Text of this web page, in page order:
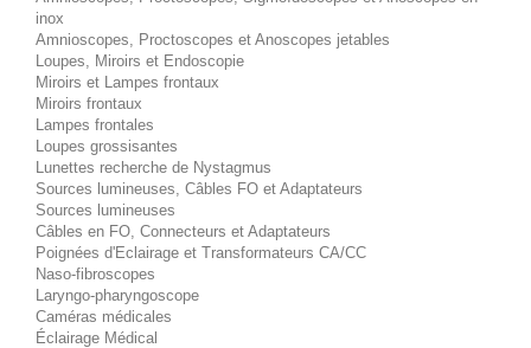
inox
Amnioscopes, Proctoscopes et Anoscopes jetables
Loupes, Miroirs et Endoscopie
Miroirs et Lampes frontaux
Miroirs frontaux
Lampes frontales
Loupes grossisantes
Lunettes recherche de Nystagmus
Sources lumineuses, Câbles FO et Adaptateurs
Sources lumineuses
Câbles en FO, Connecteurs et Adaptateurs
Poignées d'Eclairage et Transformateurs CA/CC
Naso-fibroscopes
Laryngo-pharyngoscope
Caméras médicales
Éclairage Médical